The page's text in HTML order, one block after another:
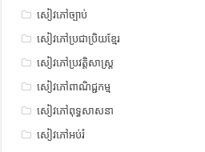
សៀវភៅច្បាប់
សៀវភៅប្រជាប្រិយខ្មែរ
សៀវភៅប្រវត្តិសាស្រ្ត
សៀវភៅពាណិជ្ជកម្ម
សៀវភៅពុទ្ធសាសនា
សៀវភៅអប់រំ